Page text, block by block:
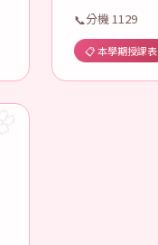
📞分機 1129
📋 本學期授課表